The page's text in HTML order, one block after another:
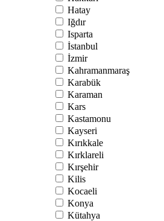
Hatay
Iğdır
Isparta
İstanbul
İzmir
Kahramanmaraş
Karabük
Karaman
Kars
Kastamonu
Kayseri
Kırıkkale
Kırklareli
Kırşehir
Kilis
Kocaeli
Konya
Kütahya